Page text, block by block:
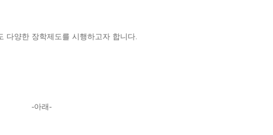
다양한 장학제도를 시행하고자 합니다.
-아래-